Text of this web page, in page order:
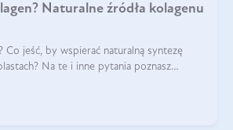
Naturalne źródła kolagenu
Co jeść, by wspierać naturalną syntezę
Na te i inne pytania poznasz